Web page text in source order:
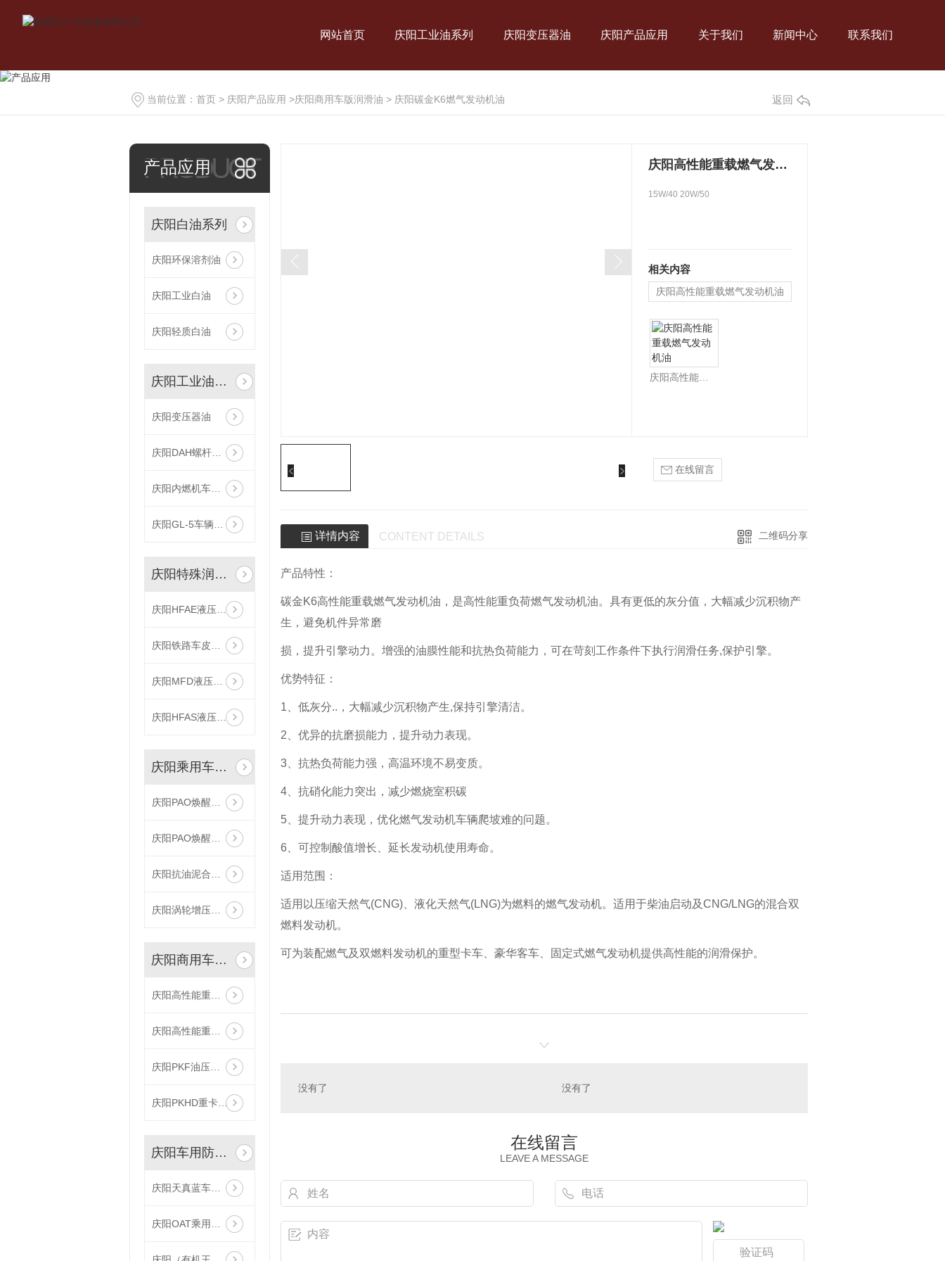
网站首页 庆阳工业油系列 庆阳变压器油 庆阳产品应用 关于我们 新闻中心 联系我们
当前位置： 首页 > 庆阳产品应用 >庆阳商用车版润滑油 > 庆阳碳金K6燃气发动机油 返回
PRODUCT
产品应用
庆阳白油系列
庆阳环保溶剂油
庆阳工业白油
庆阳轻质白油
庆阳工业油系列
庆阳变压器油
庆阳DAH螺杆式空气压缩机油
庆阳内燃机车五代油
庆阳GL-5车辆齿轮油
庆阳特殊润滑油系列
庆阳HFAE液压支架乳化油
庆阳铁路车皮防冻液
庆阳MFD液压支架防冻液
庆阳HFAS液压支架浓缩液
庆阳乘用车版润滑油
庆阳PAO焕醒版合成技术汽油机油
庆阳PAO焕醒版全合成机油
庆阳抗油泥合成汽油机油
庆阳涡轮增压专用全合成机油
庆阳商用车版润滑油
庆阳高性能重载燃气发动机油
庆阳高性能重负荷齿轮油
庆阳PKF油压版重负荷柴油机油
庆阳PKHD重卡合成机油
庆阳车用防冻液系列
庆阳天真蓝车用尿素
庆阳OAT乘用车冷却液
庆阳高性能重载燃气发动机油
15W/40 20W/50
相关内容
庆阳高性能重载燃气发动机油
庆阳高性能重载燃气发动机油
在线留言
详情内容 CONTENT DETAILS 二维码分享
产品特性：
碳金K6高性能重载燃气发动机油，是高性能重负荷燃气发动机油。具有更低的灰分值，大幅减少沉积物产
生，避免机件异常磨
损，提升引擎动力。增强的油膜性能和抗热负荷能力，可在苛刻工作条件下执行润滑任务,保护引擎。
优势特征：
1、低灰分..，大幅减少沉积物产生,保持引擎清洁。
2、优异的抗磨损能力，提升动力表现。
3、抗热负荷能力强，高温环境不易变质。
4、抗硝化能力突出，减少燃烧室积碳
5、提升动力表现，优化燃气发动机车辆爬坡难的问题。
6、可控制酸值增长、延长发动机使用寿命。
适用范围：
适用以压缩天然气(CNG)、液化天然气(LNG)为燃料的燃气发动机。适用于柴油启动及CNG/LNG的混合双
燃料发动机。
可为装配燃气及双燃料发动机的重型卡车、豪华客车、固定式燃气发动机提供高性能的润滑保护。
没有了 没有了
在线留言
LEAVE A MESSAGE